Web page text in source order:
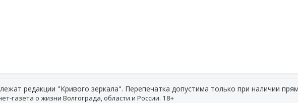
редакции "Кривого зеркала". Перепечатка допустима только при наличии
газета о жизни Волгограда, области и России. 18+